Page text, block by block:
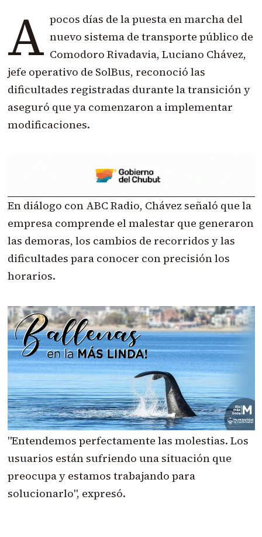
A pocos días de la puesta en marcha del
nuevo sistema de transporte público de
Comodoro Rivadavia, Luciano Chávez,
jefe operativo de SolBus, reconoció las
dificultades registradas durante la transición y
aseguró que ya comenzaron a implementar
modificaciones.
En diálogo con ABC Radio, Chávez señaló que la
empresa comprende el malestar que generaron
las demoras, los cambios de recorridos y las
dificultades para conocer con precisión los
horarios.
"Entendemos perfectamente las molestias. Los
usuarios están sufriendo una situación que
preocupa y estamos trabajando para
solucionarlo", expresó.